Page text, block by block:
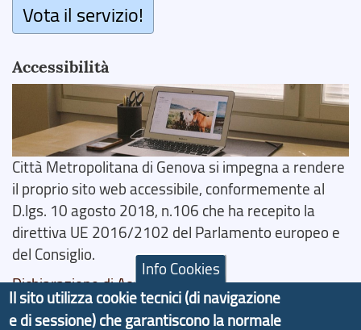
Vota il servizio!
Accessibilità
Città Metropolitana di Genova si impegna a rendere
il proprio sito web accessibile, conformemente al
D.lgs. 10 agosto 2018, n.106 che ha recepito la
direttiva UE 2016/2102 del Parlamento europeo e
del Consiglio.
Dichiarazione di Accessibilità
Il progetto Aree Interne
Info Cookies
Il sito utilizza cookie tecnici (di navigazione
e di sessione) che garantiscono la normale